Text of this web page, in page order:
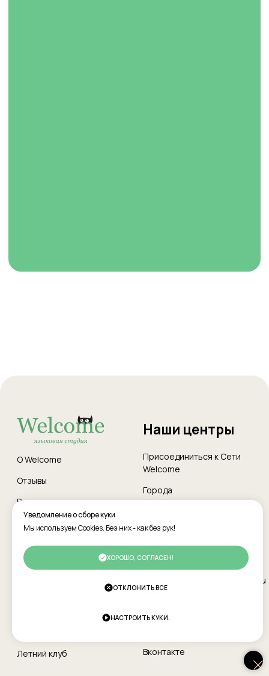
Уведомление о сборе куки
Мы используем Cookies. Без них - как без рук!
ХОРОШО, СОГЛАСЕН!
ОТКЛОНИТЬ ВСЕ
НАСТРОИТЬ КУКИ.